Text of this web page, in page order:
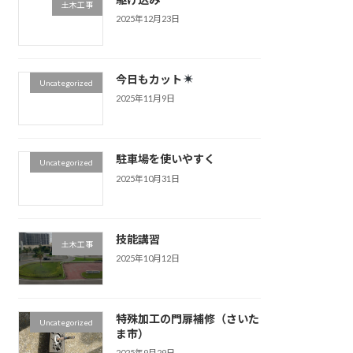
土木工事
2025年12月23日
Uncategorized 今日もカット
2025年11月9日
Uncategorized 駐車場を使いやすく
2025年10月31日
土木工事 技能講習
2025年10月12日
Uncategorized
特殊加工の門扉補修（さいた
ま市）